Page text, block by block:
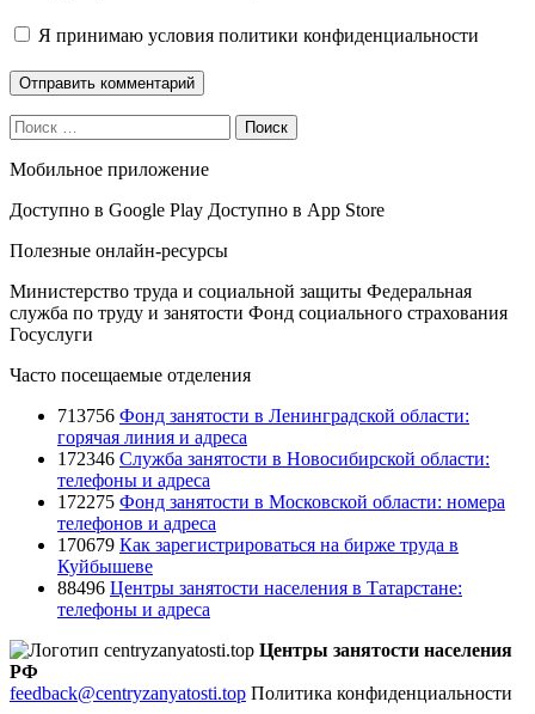
Я принимаю условия политики конфиденциальности
Поиск
Мобильное приложение
Доступно в Google Play Доступно в App Store
Полезные онлайн-ресурсы
Министерство труда и социальной защиты Федеральная
служба по труду и занятости Фонд социального страхования
Госуслуги
Часто посещаемые отделения
713756 Фонд занятости в Ленинградской области:
горячая линия и адреса
172346 Служба занятости в Новосибирской области:
телефоны и адреса
172275 Фонд занятости в Московской области: номера
телефонов и адреса
170679 Как зарегистрироваться на бирже труда в
Куйбышеве
88496 Центры занятости населения в Татарстане:
телефоны и адреса
Центры занятости населения
РФ
feedback@centryzanyatosti.top Политика конфиденциальности